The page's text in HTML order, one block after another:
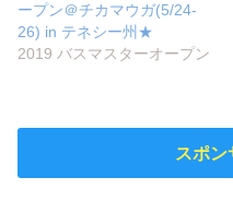
ープン＠チカマウガ(5/24-
26) in テネシー州★
2019 バスマスターオープン
スポン